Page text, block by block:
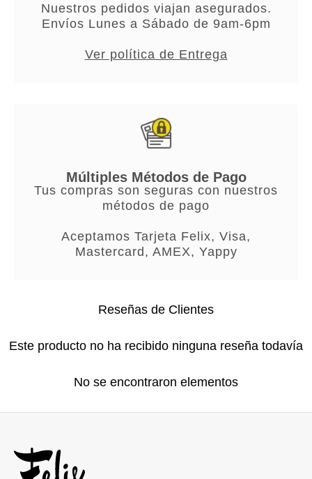
Nuestros pedidos viajan asegurados.
Envíos Lunes a Sábado de 9am-6pm
Ver política de Entrega
Múltiples Métodos de Pago
Tus compras son seguras con nuestros
métodos de pago
Aceptamos Tarjeta Felix, Visa,
Mastercard, AMEX, Yappy
Reseñas de Clientes
Este producto no ha recibido ninguna reseña todavía
No se encontraron elementos